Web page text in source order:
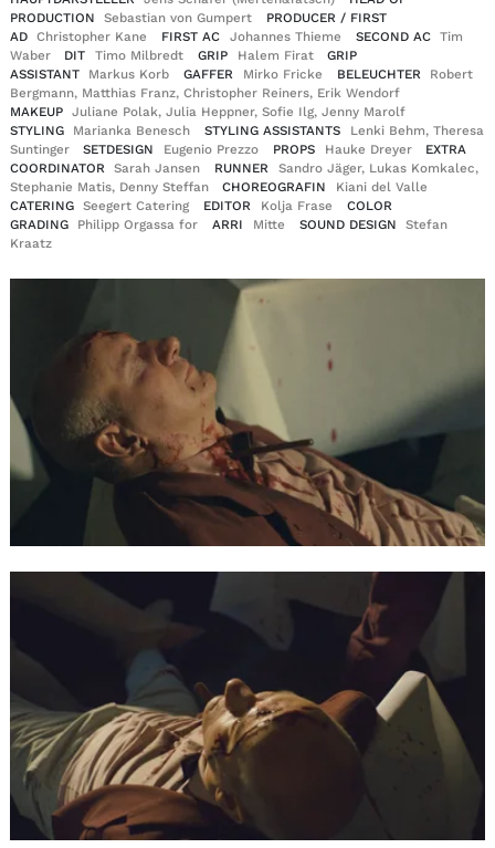
PRODUCTION
Sebastian von Gumpert
PRODUCER / FIRST
AD
Christopher Kane FIRST AC Johannes Thieme SECOND AC
Tim
Waber
DIT Timo Milbredt GRIP Halem Firat
GRIP
ASSISTANT
Markus Korb GAFFER Mirko Fricke BELEUCHTER
Robert
Bergmann, Matthias Franz, Christopher Reiners, Erik Wendorf
MAKEUP
Juliane Polak, Julia Heppner, Sofie Ilg, Jenny Marolf
STYLING
Marianka Benesch STYLING ASSISTANTS
Lenki Behm, Theresa
Suntinger
SETDESIGN Eugenio Prezzo PROPS Hauke Dreyer
EXTRA
COORDINATOR
Sarah Jansen RUNNER
Sandro Jäger, Lukas Komkalec,
Stephanie Matis, Denny Steffan
CHOREOGRAFIN
Kiani del Valle
CATERING
Seegert Catering EDITOR Kolja Frase
COLOR
GRADING
Philipp Orgassa for ARRI Mitte SOUND DESIGN
Stefan
Kraatz